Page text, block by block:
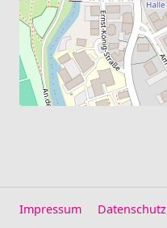
Impressum Datenschutz